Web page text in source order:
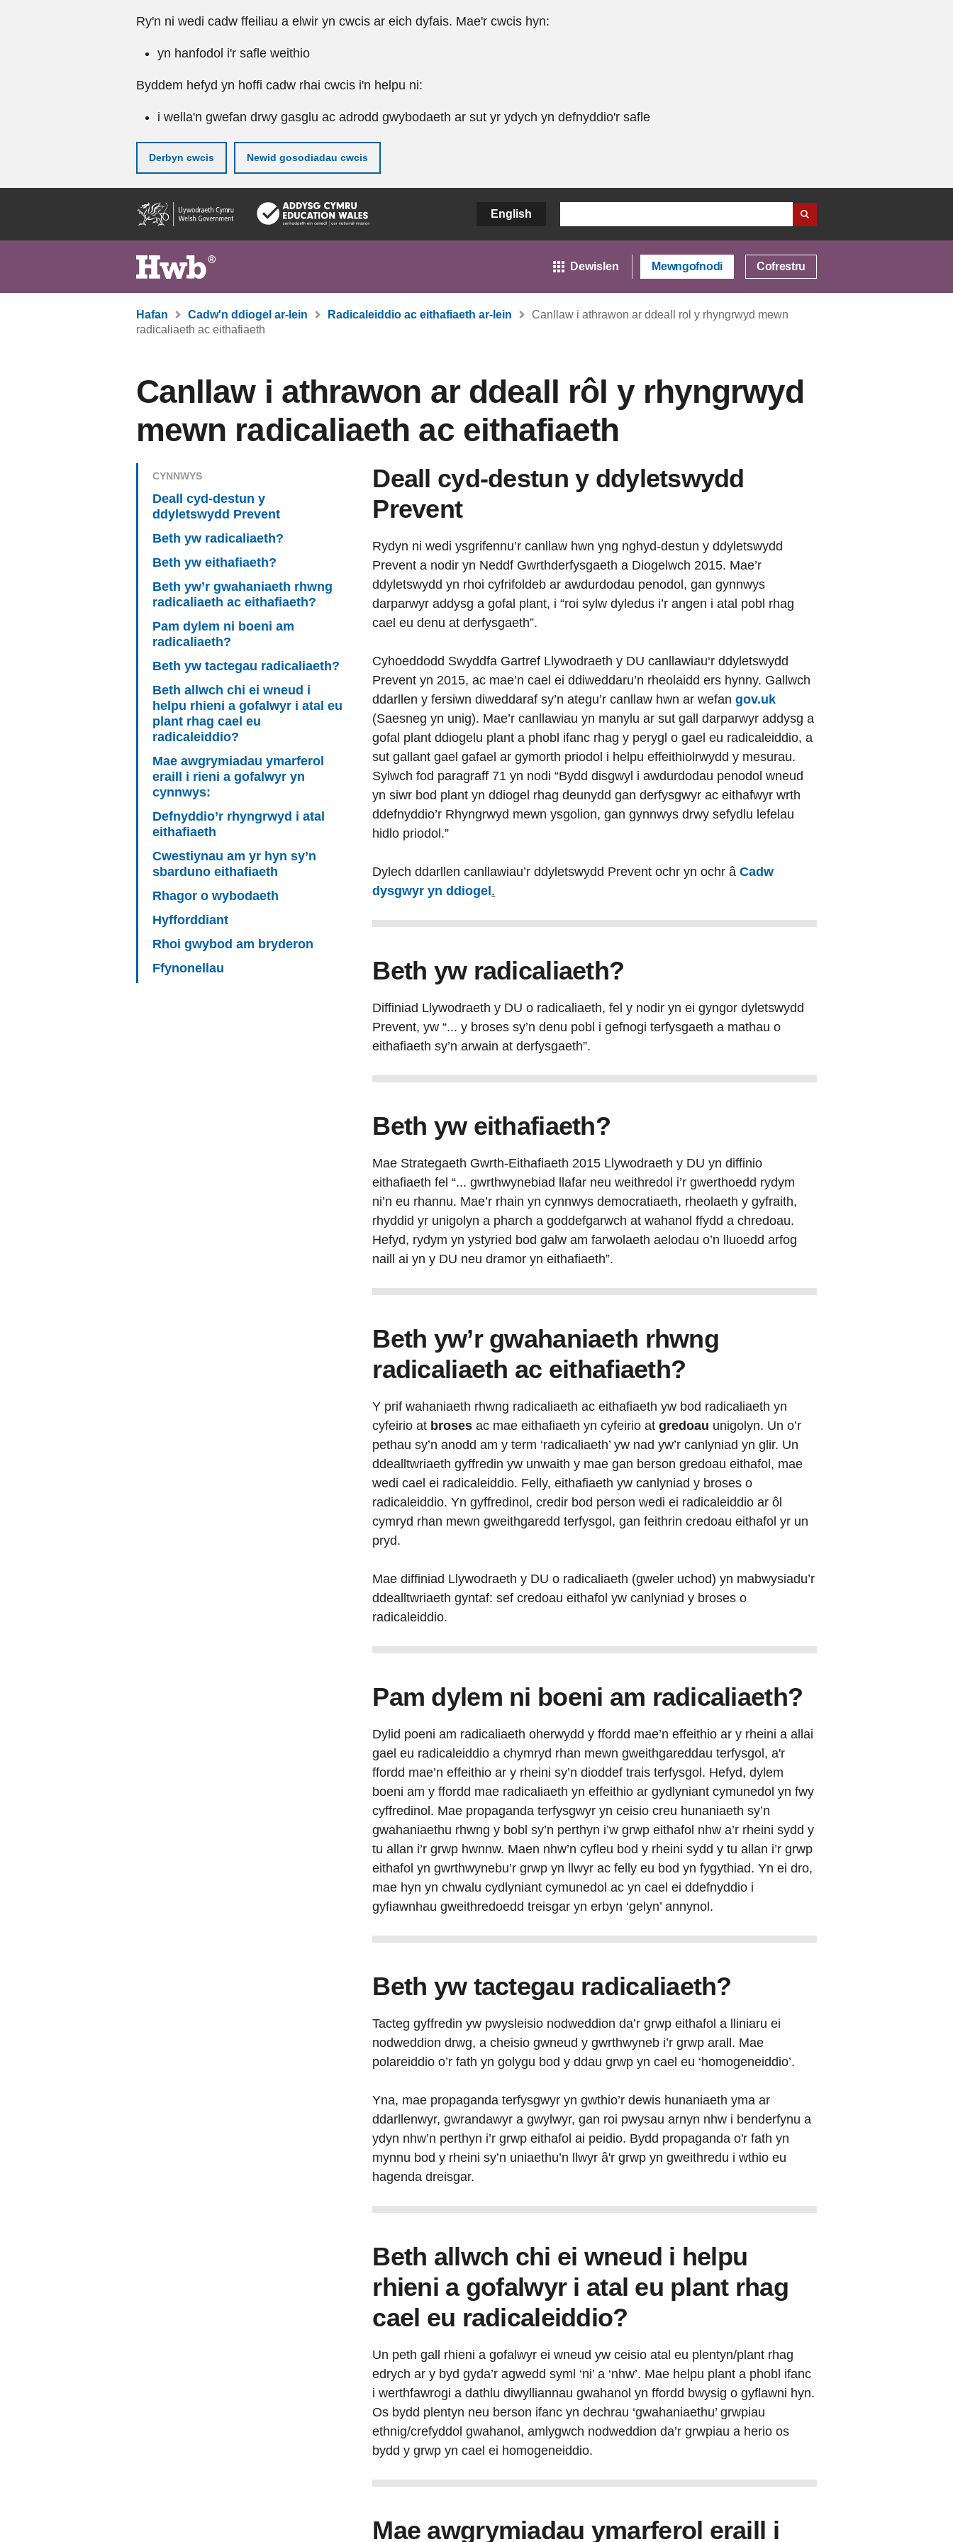
Ry'n ni wedi cadw ffeiliau a elwir yn cwcis ar eich dyfais. Mae'r cwcis hyn:
yn hanfodol i'r safle weithio
Byddem hefyd yn hoffi cadw rhai cwcis i'n helpu ni:
i wella'n gwefan drwy gasglu ac adrodd gwybodaeth ar sut yr ydych yn defnyddio'r safle
Derbyn cwcis Newid gosodiadau cwcis
gynnwy
English
Dewislen Mewngofnodi Cofrestru
Hafan Cadw'n ddiogel ar-lein Radicaleiddio ac eithafiaeth ar-lein
Canllaw i athrawon ar ddeall rol y rhyngrwyd mewn
radicaliaeth ac eithafiaeth
Canllaw i athrawon ar ddeall rôl y rhyngrwyd
mewn radicaliaeth ac eithafiaeth
CYNNWYS
Deall cyd-destun y
ddyletswydd Prevent
Beth yw radicaliaeth?
Beth yw eithafiaeth?
Beth yw’r gwahaniaeth rhwng
radicaliaeth ac eithafiaeth?
Pam dylem ni boeni am
radicaliaeth?
Beth yw tactegau radicaliaeth?
Beth allwch chi ei wneud i
helpu rhieni a gofalwyr i atal eu
plant rhag cael eu
radicaleiddio?
Mae awgrymiadau ymarferol
eraill i rieni a gofalwyr yn
cynnwys:
Defnyddio’r rhyngrwyd i atal
eithafiaeth
Cwestiynau am yr hyn sy’n
sbarduno eithafiaeth
Rhagor o wybodaeth
Hyfforddiant
Rhoi gwybod am bryderon
Ffynonellau
Deall cyd-destun y ddyletswydd
Prevent
Rydyn ni wedi ysgrifennu’r canllaw hwn yng nghyd-destun y ddyletswydd
Prevent a nodir yn Neddf Gwrthderfysgaeth a Diogelwch 2015. Mae’r
ddyletswydd yn rhoi cyfrifoldeb ar awdurdodau penodol, gan gynnwys
darparwyr addysg a gofal plant, i “roi sylw dyledus i’r angen i atal pobl rhag
cael eu denu at derfysgaeth”.
Cyhoeddodd Swyddfa Gartref Llywodraeth y DU canllawiau‘r ddyletswydd
Prevent yn 2015, ac mae’n cael ei ddiweddaru’n rheolaidd ers hynny. Gallwch
ddarllen y fersiwn diweddaraf sy’n ategu’r canllaw hwn ar wefangov.uk
(Saesneg yn unig). Mae’r canllawiau yn manylu ar sut gall darparwyr addysg a
gofal plant ddiogelu plant a phobl ifanc rhag y perygl o gael eu radicaleiddio, a
sut gallant gael gafael ar gymorth priodol i helpu effeithiolrwydd y mesurau.
Sylwch fod paragraff 71 yn nodi “Bydd disgwyl i awdurdodau penodol wneud
yn siwr bod plant yn ddiogel rhag deunydd gan derfysgwyr ac eithafwyr wrth
ddefnyddio’r Rhyngrwyd mewn ysgolion, gan gynnwys drwy sefydlu lefelau
hidlo priodol.”
Dylech ddarllen canllawiau’r ddyletswydd Prevent ochr yn ochr âCadw
dysgwyr yn ddiogel .
Beth yw radicaliaeth?
Diffiniad Llywodraeth y DU o radicaliaeth, fel y nodir yn ei gyngor dyletswydd
Prevent, yw “... y broses sy’n denu pobl i gefnogi terfysgaeth a mathau o
eithafiaeth sy’n arwain at derfysgaeth”.
Beth yw eithafiaeth?
Mae Strategaeth Gwrth-Eithafiaeth 2015 Llywodraeth y DU yn diffinio
eithafiaeth fel “... gwrthwynebiad llafar neu weithredol i’r gwerthoedd rydym
ni’n eu rhannu. Mae’r rhain yn cynnwys democratiaeth, rheolaeth y gyfraith,
rhyddid yr unigolyn a pharch a goddefgarwch at wahanol ffydd a chredoau.
Hefyd, rydym yn ystyried bod galw am farwolaeth aelodau o’n lluoedd arfog
naill ai yn y DU neu dramor yn eithafiaeth”.
Beth yw’r gwahaniaeth rhwng
radicaliaeth ac eithafiaeth?
Y prif wahaniaeth rhwng radicaliaeth ac eithafiaeth yw bod radicaliaeth yn
cyfeirio at brosesac mae eithafiaeth yn cyfeirio atgredoau unigolyn. Un o’r
pethau sy’n anodd am y term ‘radicaliaeth’ yw nad yw’r canlyniad yn glir. Un
ddealltwriaeth gyffredin yw unwaith y mae gan berson gredoau eithafol, mae
wedi cael ei radicaleiddio. Felly, eithafiaeth yw canlyniad y broses o
radicaleiddio. Yn gyffredinol, credir bod person wedi ei radicaleiddio ar ôl
cymryd rhan mewn gweithgaredd terfysgol, gan feithrin credoau eithafol yr un
pryd.
Mae diffiniad Llywodraeth y DU o radicaliaeth (gweler uchod) yn mabwysiadu’r
ddealltwriaeth gyntaf: sef credoau eithafol yw canlyniad y broses o
radicaleiddio.
Pam dylem ni boeni am radicaliaeth?
Dylid poeni am radicaliaeth oherwydd y ffordd mae’n effeithio ar y rheini a allai
gael eu radicaleiddio a chymryd rhan mewn gweithgareddau terfysgol, a'r
ffordd mae’n effeithio ar y rheini sy’n dioddef trais terfysgol. Hefyd, dylem
boeni am y ffordd mae radicaliaeth yn effeithio ar gydlyniant cymunedol yn fwy
cyffredinol. Mae propaganda terfysgwyr yn ceisio creu hunaniaeth sy’n
gwahaniaethu rhwng y bobl sy’n perthyn i’w grwp eithafol nhw a’r rheini sydd y
tu allan i’r grwp hwnnw. Maen nhw’n cyfleu bod y rheini sydd y tu allan i’r grwp
eithafol yn gwrthwynebu’r grwp yn llwyr ac felly eu bod yn fygythiad. Yn ei dro,
mae hyn yn chwalu cydlyniant cymunedol ac yn cael ei ddefnyddio i
gyfiawnhau gweithredoedd treisgar yn erbyn ‘gelyn’ annynol.
Beth yw tactegau radicaliaeth?
Tacteg gyffredin yw pwysleisio nodweddion da’r grwp eithafol a lliniaru ei
nodweddion drwg, a cheisio gwneud y gwrthwyneb i’r grwp arall. Mae
polareiddio o’r fath yn golygu bod y ddau grwp yn cael eu ‘homogeneiddio’.
Yna, mae propaganda terfysgwyr yn gwthio’r dewis hunaniaeth yma ar
ddarllenwyr, gwrandawyr a gwylwyr, gan roi pwysau arnyn nhw i benderfynu a
ydyn nhw’n perthyn i’r grwp eithafol ai peidio. Bydd propaganda o'r fath yn
mynnu bod y rheini sy’n uniaethu’n llwyr â'r grwp yn gweithredu i wthio eu
hagenda dreisgar.
Beth allwch chi ei wneud i helpu
rhieni a gofalwyr i atal eu plant rhag
cael eu radicaleiddio?
Un peth gall rhieni a gofalwyr ei wneud yw ceisio atal eu plentyn/plant rhag
edrych ar y byd gyda’r agwedd syml ‘ni’ a ‘nhw’. Mae helpu plant a phobl ifanc
i werthfawrogi a dathlu diwylliannau gwahanol yn ffordd bwysig o gyflawni hyn.
Os bydd plentyn neu berson ifanc yn dechrau ‘gwahaniaethu’ grwpiau
ethnig/crefyddol gwahanol, amlygwch nodweddion da’r grwpiau a herio os
bydd y grwp yn cael ei homogeneiddio.
Mae awgrymiadau ymarferol eraill i